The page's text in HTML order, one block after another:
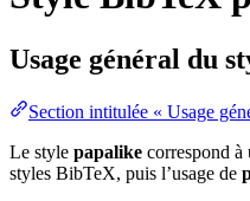
Usage général du
Section intitulée « Usage
Le style papalike correspond
styles BibTeX, puis l’usage de